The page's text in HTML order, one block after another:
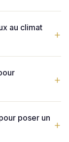
au climat
poser un